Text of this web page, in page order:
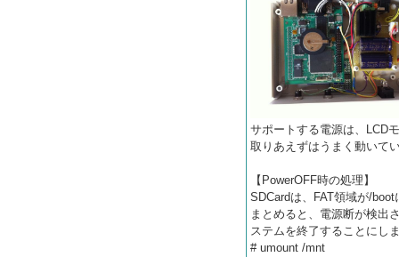
サポートする電源は、LCD
取りあえずはうまく動いて
【PowerOFF時の処理】
SDCardは、FAT領域が/
まとめると、電源断が検出
ステムを終了することにし
# umount /mnt